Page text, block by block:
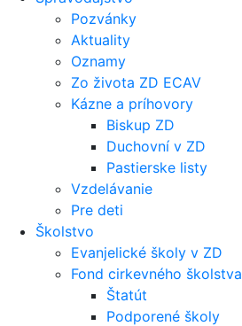
Pozvánky
Aktuality
Oznamy
Zo života ZD ECAV
Kázne a príhovory
Biskup ZD
Duchovní v ZD
Pastierske listy
Vzdelávanie
Pre deti
Školstvo
Evanjelické školy v ZD
Fond cirkevného školstva
Štatút
Podporené školy